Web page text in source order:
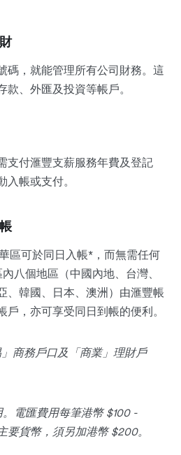
碼，就能管理所有公司財務。這
、外匯及投資等帳戶。
支付滙豐支薪服務年費及登記
帳或支付。
區可於同日入帳*，而無需任何
八個地區（中國內地、台灣、
、韓國、日本、澳洲）由滙豐帳
戶，亦可享受同日到帳的便利。
」商務戶口及「商業」理財戶
電匯費用每筆港幣 $100 -
要貨幣，須另加港幣 $200。